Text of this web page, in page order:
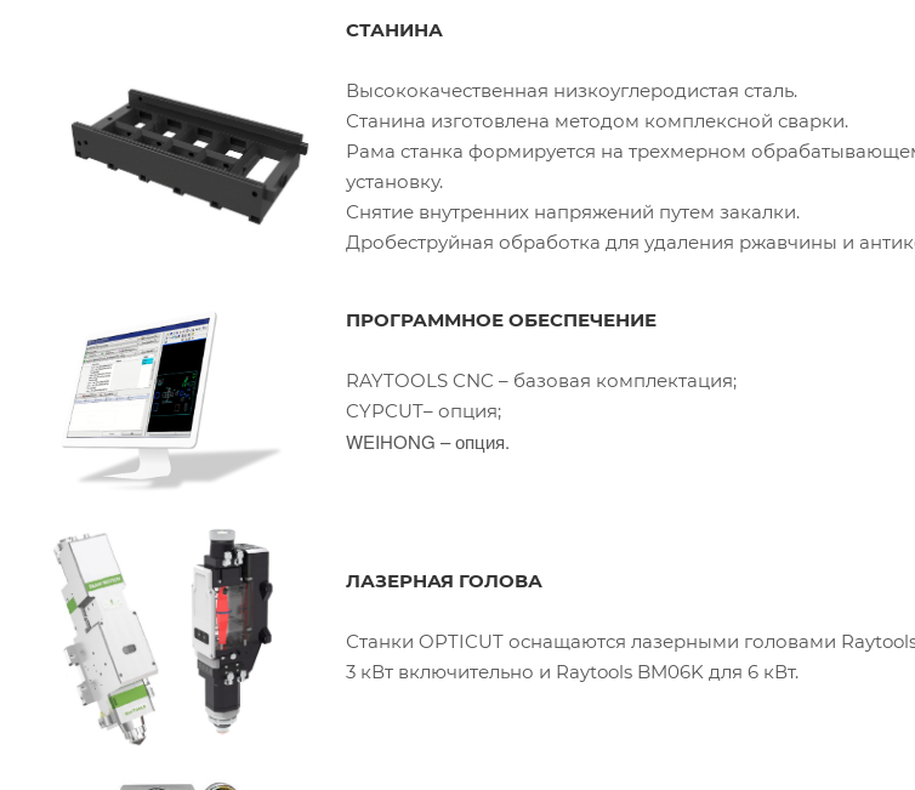
СТАНИНА
Высококачественная низкоуглеродистая сталь.
Станина изготовлена методом комплексной сварки.
Рама станка формируется на трехмерном
установку.
Снятие внутренних напряжений путем закалки.
Дробеструйная обработка для удаления ржавчины и
ПРОГРАММНОЕ ОБЕСПЕЧЕНИЕ
RAYTOOLS CNC – базовая комплектация;
CYPCUT– опция;
WEIHONG – опция.
ЛАЗЕРНАЯ ГОЛОВА
Станки OPTICUT оснащаются лазерными головами
3 кВт включительно и Raytools BM06K для 6 кВт.